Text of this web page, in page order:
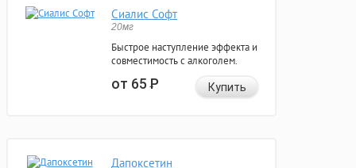
Сиалис Софт
20мг
Быстрое наступление эффекта и
совместимость с алкоголем.
от 65Р Купить
Дапоксетин